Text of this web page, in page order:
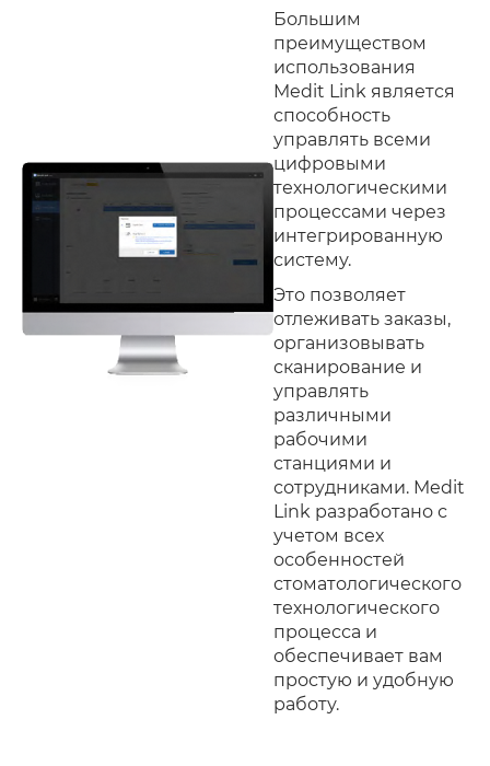
Большим
преимуществом
использования
Medit Link является
способность
управлять всеми
цифровыми
технологическими
процессами через
интегрированную
систему.
Это позволяет
отлеживать заказы,
организовывать
сканирование и
управлять
различными
рабочими
станциями и
сотрудниками. Medit
Link разработано с
учетом всех
особенностей
стоматологического
технологического
процесса и
обеспечивает вам
простую и удобную
работу.